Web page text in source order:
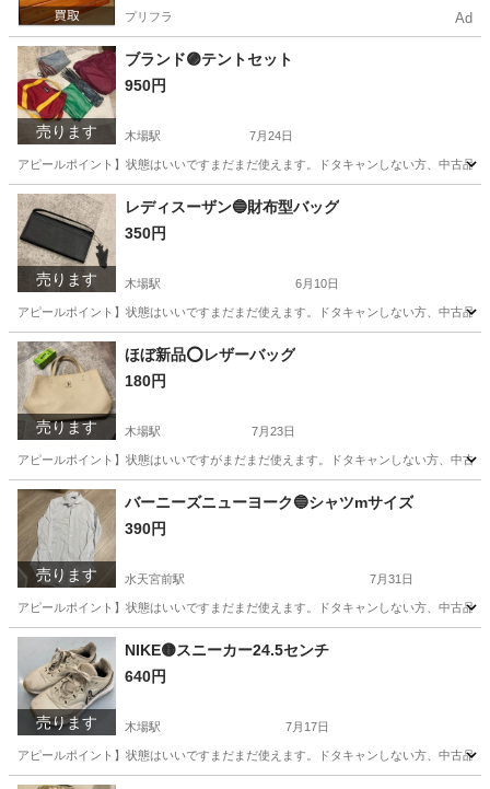
プリフラ Ad
売ります
ブランド🟣テントセット
950円
木場駅 7月24日
アピールポイント】状態はいいですまだまだ使えます。ドタキャンしない方、中古品
東京 江東区 木場駅 生活雑貨 テント
売ります
レディスーザン🔵財布型バッグ
350円
木場駅 6月10日
アピールポイント】状態はいいですまだまだ使えます。ドタキャンしない方、中古品
東京 江東区 木場駅 服/ファッション
売ります
ほぼ新品⭕️レザーバッグ
180円
木場駅 7月23日
アピールポイント】状態はいいですがまだまだ使えます。ドタキャンしない方、中古
東京 江東区 木場駅 バッグ レザー
売ります
バーニーズニューヨーク🔵シャツmサイズ
390円
水天宮前駅 7月31日
アピールポイント】状態はいいですまだまだ使えます。ドタキャンしない方、中古品
東京 中央区 水天宮前駅 服/ファッション
売ります
NIKE🟡スニーカー24.5センチ
640円
木場駅 7月17日
アピールポイント】状態はいいですまだまだ使えます。ドタキャンしない方、中古品